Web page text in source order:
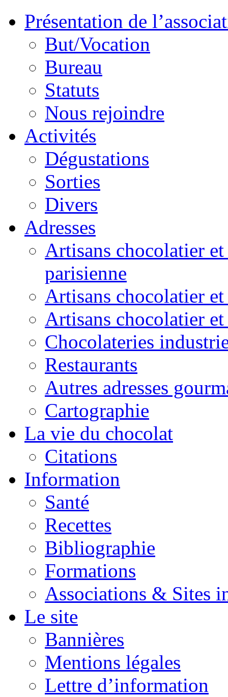
Présentation de
But/Vocation
Bureau
Statuts
Nous rejoindre
Activités
Dégustations
Sorties
Divers
Adresses
Artisans chocolatier
parisienne
Artisans chocolatier
Artisans chocolatier
Chocolateries
Restaurants
Autres adresses
Cartographie
La vie du chocolat
Citations
Information
Santé
Recettes
Bibliographie
Formations
Associations & Sites
Le site
Bannières
Mentions légales
Lettre d’information